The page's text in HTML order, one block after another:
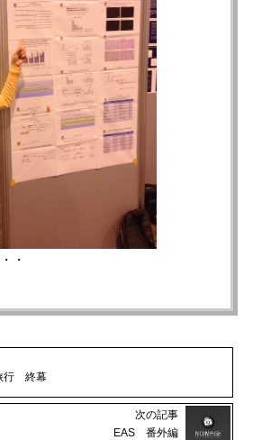
・
行 終幕
次の記事
EAS 番外編